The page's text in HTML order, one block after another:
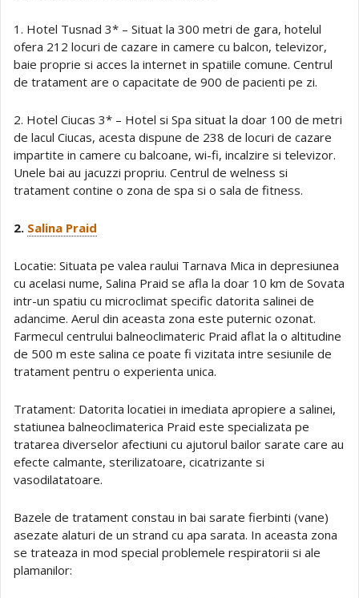
1. Hotel Tusnad 3* – Situat la 300 metri de gara, hotelul
ofera 212 locuri de cazare in camere cu balcon, televizor,
baie proprie si acces la internet in spatiile comune. Centrul
de tratament are o capacitate de 900 de pacienti pe zi.
2. Hotel Ciucas 3* – Hotel si Spa situat la doar 100 de metri
de lacul Ciucas, acesta dispune de 238 de locuri de cazare
impartite in camere cu balcoane, wi-fi, incalzire si televizor.
Unele bai au jacuzzi propriu. Centrul de welness si
tratament contine o zona de spa si o sala de fitness.
2. Salina Praid
Locatie: Situata pe valea raului Tarnava Mica in depresiunea
cu acelasi nume, Salina Praid se afla la doar 10 km de Sovata
intr-un spatiu cu microclimat specific datorita salinei de
adancime. Aerul din aceasta zona este puternic ozonat.
Farmecul centrului balneoclimateric Praid aflat la o altitudine
de 500 m este salina ce poate fi vizitata intre sesiunile de
tratament pentru o experienta unica.
Tratament: Datorita locatiei in imediata apropiere a salinei,
statiunea balneoclimaterica Praid este specializata pe
tratarea diverselor afectiuni cu ajutorul bailor sarate care au
efecte calmante, sterilizatoare, cicatrizante si
vasodilatatoare.
Bazele de tratament constau in bai sarate fierbinti (vane)
asezate alaturi de un strand cu apa sarata. In aceasta zona
se trateaza in mod special problemele respiratorii si ale
plamanilor: